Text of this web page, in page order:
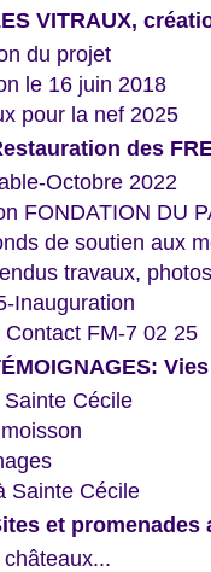
VITRAUX,
du projet
le 16 juin 2018
pour la nef 2025
des
Octobre 2022
FONDATION DU
de soutien aux
travaux, photos
Inauguration
Contact FM-7 02 25
Cécile
Sainte Cécile
et promenades